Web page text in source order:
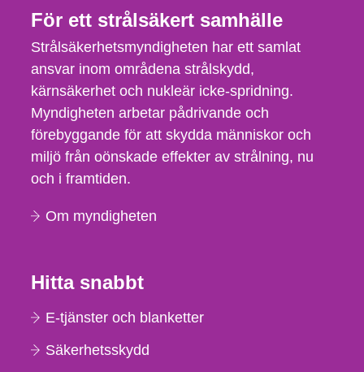
För ett strålsäkert samhälle
Strålsäkerhetsmyndigheten har ett samlat
ansvar inom områdena strålskydd,
kärnsäkerhet och nukleär icke-spridning.
Myndigheten arbetar pådrivande och
förebyggande för att skydda människor och
miljö från oönskade effekter av strålning, nu
och i framtiden.
Om myndigheten
Hitta snabbt
E-tjänster och blanketter
Säkerhetsskydd